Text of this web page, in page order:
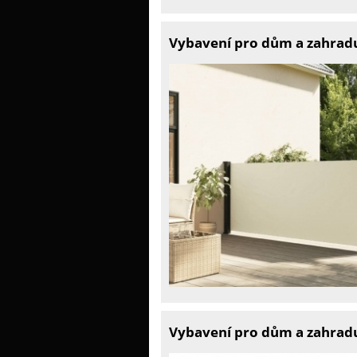
Vybavení pro dům a
Vybavení pro dům a